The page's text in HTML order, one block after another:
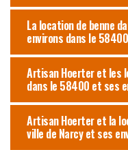
La location de benne
environs dans le 58400
Artisan Hoerter et les
dans le 58400 et ses
Artisan Hoerter et la
ville de Narcy et ses